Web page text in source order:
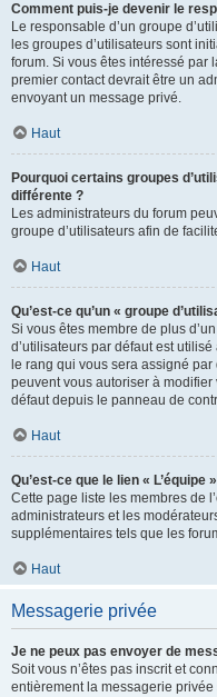
Comment puis-je devenir le
Le responsable d’un groupe
les groupes d’utilisateurs sont
forum. Si vous êtes intéressé par
premier contact devrait être un
envoyant un message privé.
Haut
Pourquoi certains groupes
différente ?
Les administrateurs du forum
groupe d’utilisateurs afin de
Haut
Qu’est-ce qu’un « groupe
Si vous êtes membre de plus
d’utilisateurs par défaut est
le rang qui vous sera assigné
peuvent vous autoriser à
défaut depuis le panneau de
Haut
Qu’est-ce que le lien « L’équipe
Cette page liste les membres de
administrateurs et les
supplémentaires tels que les
Haut
Messagerie privée
Je ne peux pas envoyer de
Soit vous n’êtes pas inscrit et
entièrement la messagerie